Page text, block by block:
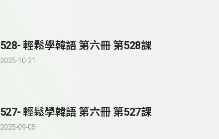
528- 輕鬆學韓語 第六冊 第528課
2025-10-21
527- 輕鬆學韓語 第六冊 第527課
2025-09-05